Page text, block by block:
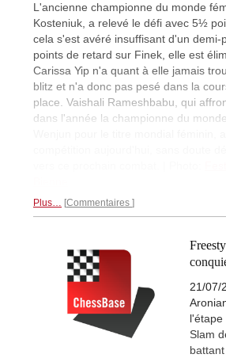
L'ancienne championne du monde
Kosteniuk, a relevé le défi avec 5½
cela s'est avéré insuffisant d'un
points de retard sur Finek, elle est
Carissa Yip n'a quant à elle jamais
blitz et n'a donc pas pesé dans la
place. Vaishali Rameshbabu, qui
dans l'année la championne du
Plus… Commentaires
21/07/
l'étape
Slam